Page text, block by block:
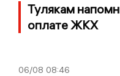
Тулякам
оплате ЖКХ
06/08 08:46